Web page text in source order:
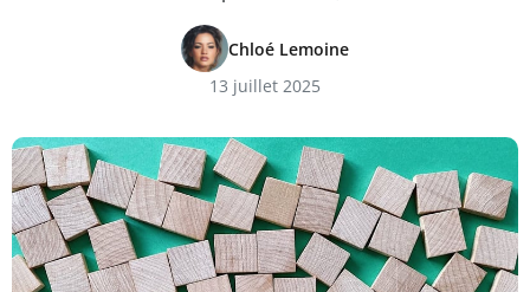
Chloé Lemoine
13 juillet 2025